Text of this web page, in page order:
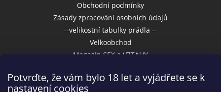
Potvrďte, že vám bylo 18 let a vyjádřete se k
nastavení cookies
Obchodní podmínky
Zásady zpracování osobních údajů
--velikostní tabulky prádla --
Velkoobchod
Magazín SEX a VZTAHY